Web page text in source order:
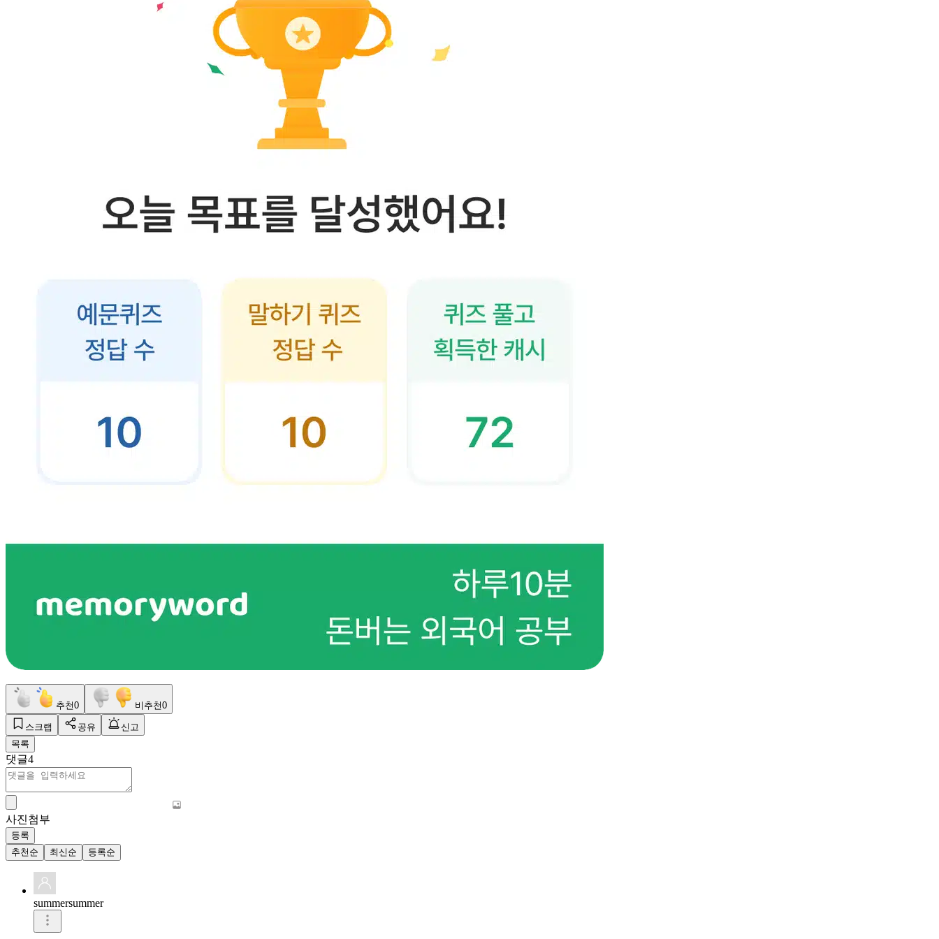
추천0 비추천0
스크랩 공유
신고
목록
댓글4
사진첨부
등록
추천순
최신순 등록순
summersummer